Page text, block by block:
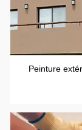
Peinture